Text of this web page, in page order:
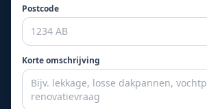
Postcode
Korte omschrijving